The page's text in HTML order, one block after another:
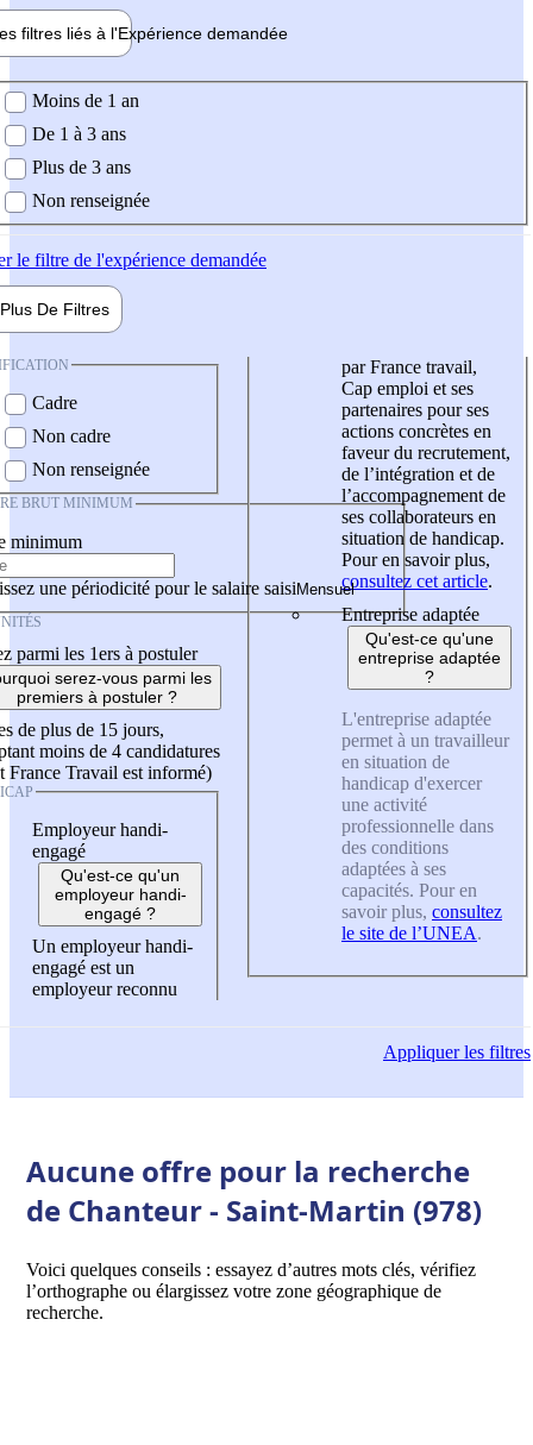
filtres liés à l'Expérience demandée
demandée
Moins de 1 an
De 1 à 3 ans
Plus de 3 ans
Non renseignée
le filtre de l'expérience demandée
Plus De Filtres
Cadre
Non cadre
Non renseignée
BRUT MINIMUM
minimum
une périodicité pour le salaire saisi
parmi les 1ers à postuler
serez-vous parmi les
premiers à postuler ?
de plus de 15 jours,
moins de 4 candidatures
France Travail est informé)
Employeur handi-
engagé
Qu'est-ce qu'un
employeur handi-
engagé ?
Un employeur handi-
engagé est un
employeur reconnu
par France travail,
Cap emploi et ses
partenaires pour ses
actions concrètes en
faveur du recrutement,
de l’intégration et de
l’accompagnement de
ses collaborateurs en
situation de handicap.
Pour en savoir plus,
consultez cet article.
Entreprise adaptée
Qu'est-ce qu'une
entreprise adaptée
?
L'entreprise adaptée
permet à un travailleur
en situation de
handicap d'exercer
une activité
professionnelle dans
des conditions
adaptées à ses
capacités. Pour en
savoir plus, consultez
le site de l’UNEA.
Appliquerles filtres
Aucune offre pour la recherche
de Chanteur - Saint-Martin (978)
Voici quelques conseils : essayez d’autres mots clés, vérifiez
l’orthographe ou élargissez votre zone géographique de
recherche.